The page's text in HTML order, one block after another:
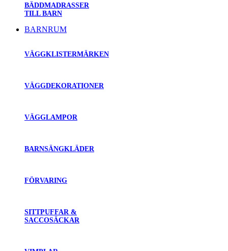
BÄDDMADRASSER
TILL BARN
BARNRUM
VÄGGKLISTERMÄRKEN
VÄGGDEKORATIONER
VÄGGLAMPOR
BARNSÄNGKLÄDER
FÖRVARING
SITTPUFFAR &
SACCOSÄCKAR